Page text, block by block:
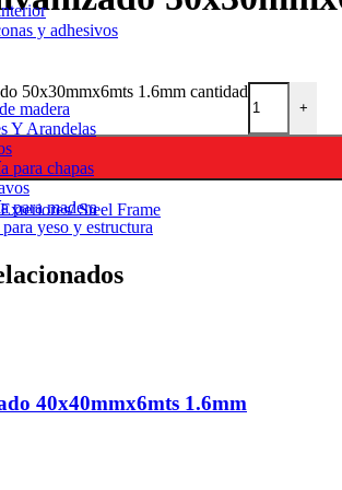
y adhesivos
madera
Y Arandelas
para chapas
para madera
yeso y estructura
50x30mmx6mts 1.6mm cantidad
+
Steel Frame
40x40mmx6mts 1.6mm